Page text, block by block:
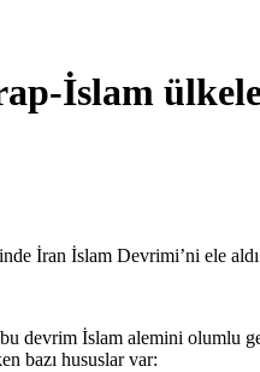
İslam
İran İslam Devrimi’ni ele
devrim İslam alemini olumlu
bazı hususlar var: